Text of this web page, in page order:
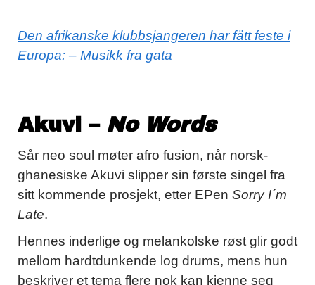
Den afrikanske klubbsjangeren har fått feste i
Europa: – Musikk fra gata
Akuvi – No Words
Sår neo soul møter afro fusion, når norsk-
ghanesiske Akuvi slipper sin første singel fra
sitt kommende prosjekt, etter EPen Sorry I´m
Late.
Hennes inderlige og melankolske røst glir godt
mellom hardtdunkende log drums, mens hun
beskriver et tema flere nok kan kjenne seg